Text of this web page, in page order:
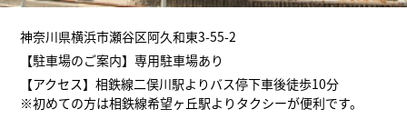
神奈川県横浜市瀬谷区阿久和東3-55-2
【駐車場のご案内】専用駐車場あり
【アクセス】相鉄線二俣川駅よりバス停下車後徒歩10分
※初めての方は相鉄線希望ヶ丘駅よりタクシーが便利です。